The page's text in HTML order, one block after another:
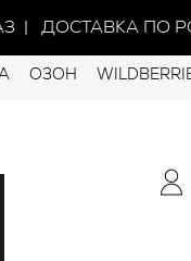
ДОСТАВКА ПО
ОЗОН